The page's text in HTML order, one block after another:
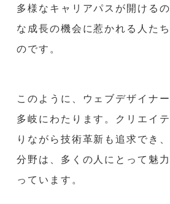
多様なキャリアパスが開ける
な成長の機会に惹かれる人た
のです。
このように、ウェブデザイナ
多岐にわたります。クリエイ
りながら技術革新も追求でき
分野は、多くの人にとって魅
っています。